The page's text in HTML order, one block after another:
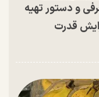
و دستور تهیه
قدرت